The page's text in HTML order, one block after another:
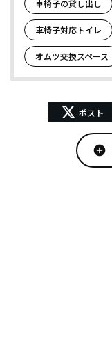
車椅子の貸し出し
車椅子対応トイレ
オムツ交換スペース
ポスト
add_circle